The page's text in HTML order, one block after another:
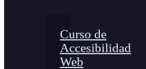
Curso de
Accesibilidad
Web